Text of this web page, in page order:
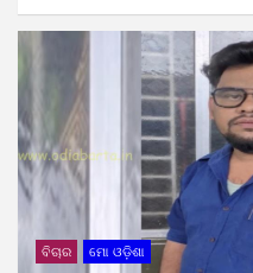
ବିଚାର ମୋ ଓଡ଼ିଶା